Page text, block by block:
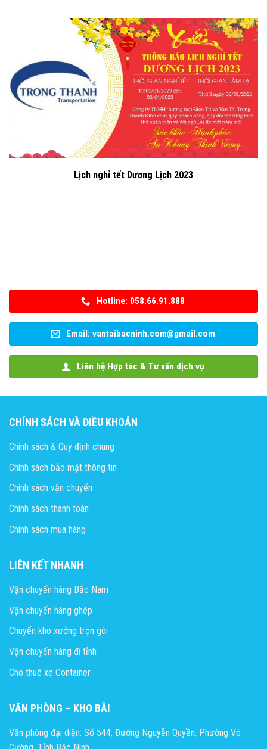
Lịch nghỉ tết Dương Lịch 2023
Hotline: 058.66.91.888
Email: vantaibacninh.com@gmail.com
Liên hệ Hợp tác & Tư vấn dịch vụ
CHÍNH SÁCH VÀ ĐIỀU KHOẢN
Chính sách & Quy định chung
Chính sách bảo mật thông tin
Chính sách vận chuyển
Chính sách thanh toán
Chính sách mua hàng
LIÊN KẾT NHANH
Vận chuyển hàng Bắc Nam
Vận chuyển hàng ghép
Chuyển kho xưởng trọn gói
Vận chuyển hàng đi tỉnh
Cho thuê xe Container
VĂN PHÒNG – KHO BÃI
Văn phòng đại diện: Số 544, Đường Nguyễn Quyền, Phường Võ